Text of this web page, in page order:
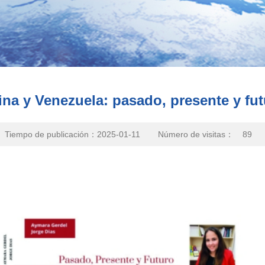
y Venezuela: pasado, presente y
Tiempo de publicación：2025-01-11 Número de visitas： 89